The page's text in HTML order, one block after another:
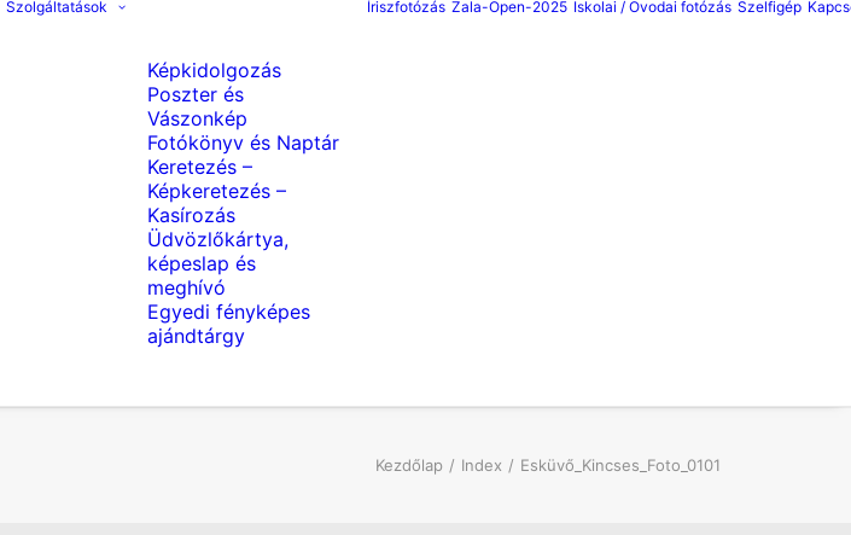
Szolgáltatások
Képkidolgozás
Poszter és
Vászonkép
Fotókönyv és Naptár
Keretezés –
Képkeretezés –
Kasírozás
Üdvözlőkártya,
képeslap és
meghívó
Egyedi fényképes
ajándtárgy
Íriszfotózás Zala-Open-2025 Iskolai / Ovodai fotózás Szelfigép
Kezdőlap Index Esküvő_Kincses_Foto_0101